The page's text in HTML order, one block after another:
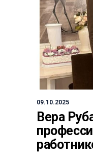
09.10.2025
Вера